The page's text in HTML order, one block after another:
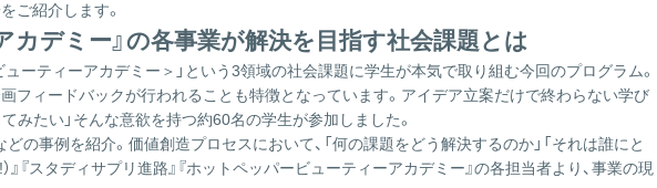
ご紹介します。
カデミー』の各事業が解決を目指す社会課題とは
ーティーアカデミー＞」という3領域の社会課題に学生が本気で取り組む今回のプログラム。
フィードバックが行われることも特徴となっています。アイデア立案だけで終わらない学び
みたい」そんな意欲を持つ約60名の学生が参加しました。
事例を紹介。価値創造プロセスにおいて、「何の課題をどう解決するのか」「それは誰にと
『スタディサプリ進路』『ホットペッパービューティーアカデミー』の各担当者より、事業の現
の
サ
イ
ト
は
こ
ち